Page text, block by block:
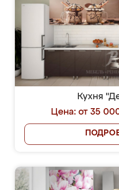
Кухня
Цена: от 35